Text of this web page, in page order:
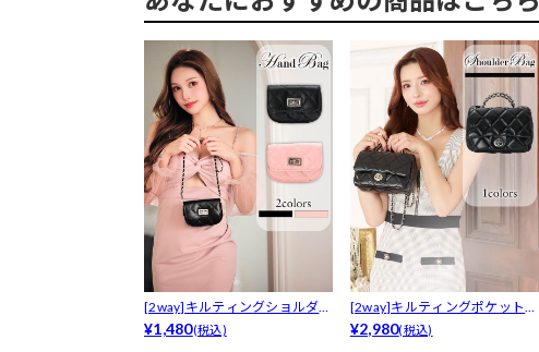
[2way]キルティングショルダー
チェ...
¥1,480(税込)
[2way]キルティングポケットチ
ェー...
¥2,980(税込)